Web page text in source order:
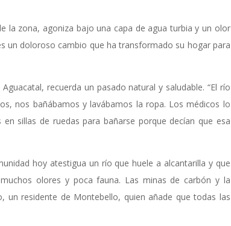
la zona, agoniza bajo una capa de agua turbia y un olor
un doloroso cambio que ha transformado su hogar para
recuerda un pasado natural y saludable. “El río
nos bañábamos y lavábamos la ropa. Los médicos lo
sillas de ruedas para bañarse porque decían que esa
hoy atestigua un río que huele a alcantarilla y que
olores y poca fauna. Las minas de carbón y la
un residente de Montebello, quien añade que todas las